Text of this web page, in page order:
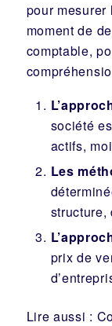
pour mesurer
moment de
comptable,
société
actifs,
Les
structure,
prix de
Lire aussi :